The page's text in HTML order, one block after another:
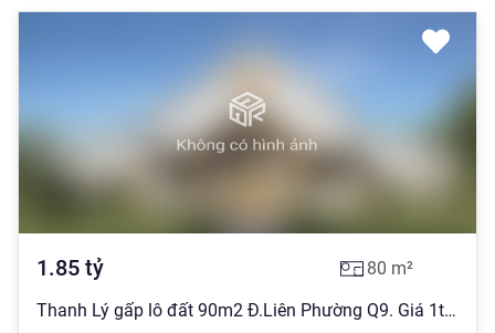
1.85 tỷ 80 m²
Thanh Lý gấp lô đất 90m2 Đ.Liên Phường Q9. Giá 1tỷ850triệu. Sổ riêng